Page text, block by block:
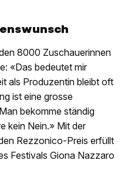
8000 Zuschauerinnen
«Das bedeutet mir
als Produzentin bleibt oft
ist eine grosse
bekomme ständig
kein Nein.» Mit der
Rezzonico-Preis erfüllt
Festivals Giona Nazzaro